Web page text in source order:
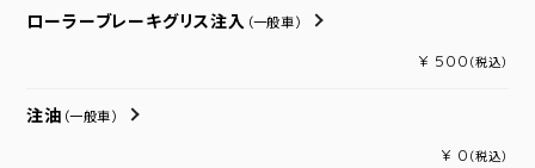
ローラーブレーキグリス注入 （一般車）
¥ 500 （税込）
注油 （一般車）
¥ 0 （税込）